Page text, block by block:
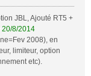
JBL, Ajouté RT5 +
20/8/2014
2008), en
limiteur, option
etc).